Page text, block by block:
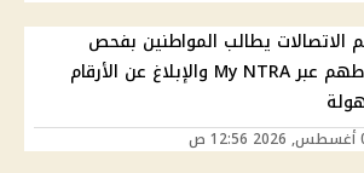
الاتصالات يطالب المواطنين بفحص
خطوطهم عبر My NTRA والإبلاغ عن الأرقام